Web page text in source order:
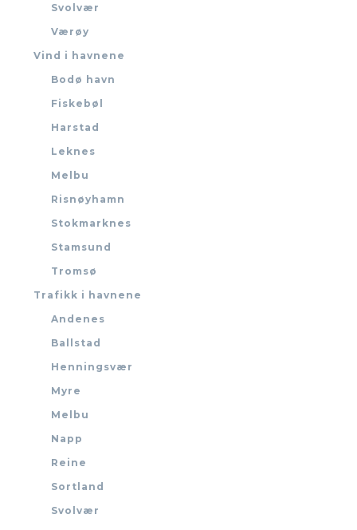
Svolvær
Værøy
Vind i havnene
Bodø havn
Fiskebøl
Harstad
Leknes
Melbu
Risnøyhamn
Stokmarknes
Stamsund
Tromsø
Trafikk i havnene
Andenes
Ballstad
Henningsvær
Myre
Melbu
Napp
Reine
Sortland
Svolvær